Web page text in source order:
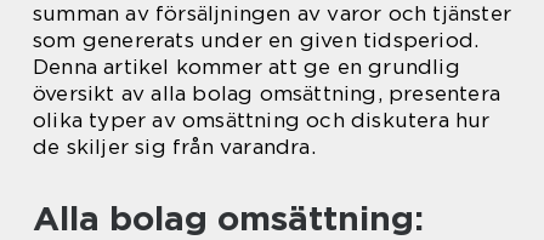
summan av försäljningen av varor och tjänster
som genererats under en given tidsperiod.
Denna artikel kommer att ge en grundlig
översikt av alla bolag omsättning, presentera
olika typer av omsättning och diskutera hur
de skiljer sig från varandra.
Alla bolag omsättning: